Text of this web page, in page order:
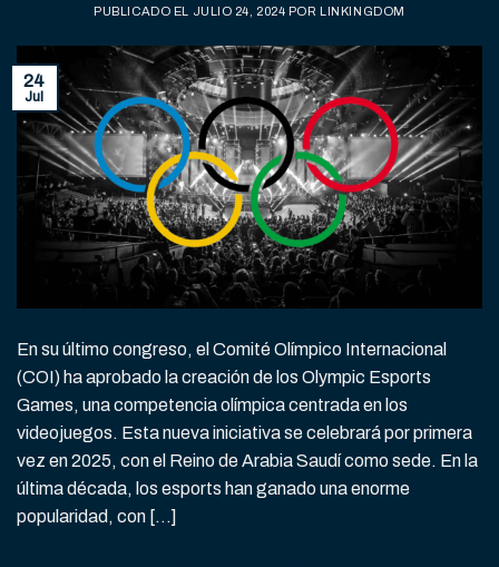
PUBLICADO EL JULIO 24, 2024 POR LINKINGDOM
24
Jul
En su último congreso, el Comité Olímpico Internacional
(COI) ha aprobado la creación de los Olympic Esports
Games, una competencia olímpica centrada en los
videojuegos. Esta nueva iniciativa se celebrará por primera
vez en 2025, con el Reino de Arabia Saudí como sede. En la
última década, los esports han ganado una enorme
popularidad, con […]